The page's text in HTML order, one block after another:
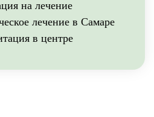
на лечение
лечение в Самаре
в центре